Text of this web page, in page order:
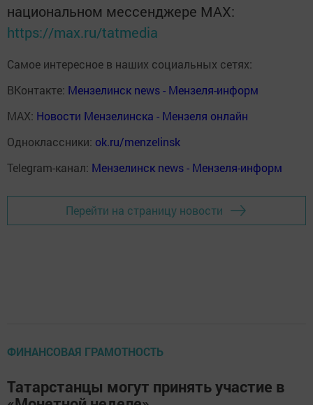
национальном мессенджере MАХ:
https://max.ru/tatmedia
Самое интересное в наших социальных сетях:
ВКонтакте: Мензелинск news - Мензеля-информ
MAX: Новости Мензелинска - Мензеля онлайн
Одноклассники: ok.ru/menzelinsk
Telegram-канал: Мензелинск news - Мензеля-информ
Перейти на страницу новости
ФИНАНСОВАЯ ГРАМОТНОСТЬ
Татарстанцы могут принять участие в